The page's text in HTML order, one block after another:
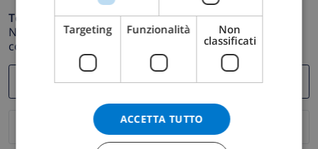
Telefono *
Nel caso in cui il tuo indirizzo email non funzioni
correttamente.
Targeting Funzionalità
Non
classificati
ACCETTA TUTTO